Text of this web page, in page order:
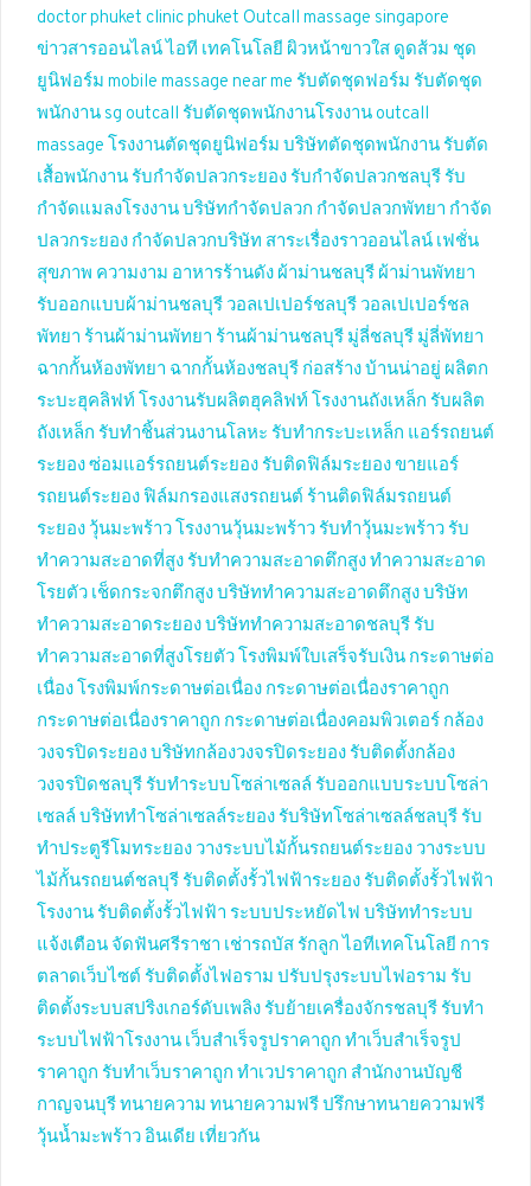
doctor phuket clinic phuket Outcall massage singapore
ข่าวสารออนไลน์ไอที เทคโนโลยี ผิวหน้าขาวใส ดูดส้วม ชุด
ยูนิฟอร์ม mobile massage near me รับตัดชุดฟอร์ม รับตัดชุด
พนักงาน sg outcall รับตัดชุดพนักงานโรงงาน outcall
massage โรงงานตัดชุดยูนิฟอร์ม บริษัทตัดชุดพนักงาน รับตัด
เสื้อพนักงาน รับกำจัดปลวกระยอง รับกำจัดปลวกชลบุรี รับ
กำจัดแมลงโรงงานบริษัทกำจัดปลวก กำจัดปลวกพัทยา กำจัด
ปลวกระยอง กำจัดปลวกบริษัท สาระเรื่องราวออนไลน์ เฟชั่น
สุขภาพ ความงาม อาหารร้านดัง ผ้าม่านชลบุรี ผ้าม่านพัทยา
รับออกแบบผ้าม่านชลบุรี วอลเปเปอร์ชลบุรี วอลเปเปอร์ชล
พัทยา ร้านผ้าม่านพัทยา ร้านผ้าม่านชลบุรี มู่ลี่ชลบุรี มู่ลี่พัทยา
ฉากกั้นห้องพัทยา ฉากกั้นห้องชลบุรี ก่อสร้าง บ้านน่าอยู่ ผลิตก
ระบะฮุคลิฟท์ โรงงานรับผลิตฮุคลิฟท์ โรงงานถังเหล็ก รับผลิต
ถังเหล็ก รับทำชิ้นส่วนงานโลหะ รับทำกระบะเหล็ก แอร์รถยนต์
ระยองซ่อมแอร์รถยนต์ระยอง รับติดฟิล์มระยองขายแอร์
รถยนต์ระยอง ฟิล์มกรองแสงรถยนต์ ร้านติดฟิล์มรถยนต์
ระยอง วุ้นมะพร้าว โรงงานวุ้นมะพร้าว รับทำวุ้นมะพร้าว รับ
ทำความสะอาดที่สูง รับทำความสะอาดตึกสูงทำความสะอาด
โรยตัว เช็ดกระจกตึกสูงบริษัททำความสะอาดตึกสูงบริษัท
ทำความสะอาดระยองบริษัททำความสะอาดชลบุรี รับ
ทำความสะอาดที่สูงโรยตัว โรงพิมพ์ใบเสร็จรับเงิน กระดาษต่อ
เนื่อง โรงพิมพ์กระดาษต่อเนื่อง กระดาษต่อเนื่องราคาถูก
กระดาษต่อเนื่องราคาถูก กระดาษต่อเนื่องคอมพิวเตอร์ กล้อง
วงจรปิดระยองบริษัทกล้องวงจรปิดระยอง รับติดตั้งกล้อง
วงจรปิดชลบุรี รับทำระบบโซล่าเซลล์ รับออกแบบระบบโซล่า
เซลล์ บริษัททำโซล่าเซลล์ระยอง รับริษัทโซล่าเซลล์ชลบุรี รับ
ทำประตูรีโมทระยอง วางระบบไม้กั้นรถยนต์ระยอง วางระบบ
ไม้กั้นรถยนต์ชลบุรี รับติดตั้งรั้วไฟฟ้าระยอง รับติดตั้งรั้วไฟฟ้า
โรงงาน รับติดตั้งรั้วไฟฟ้า ระบบประหยัดไฟ บริษัททำระบบ
แจ้งเตือน จัดฟันศรีราชา เช่ารถบัส รักลูก ไอทีเทคโนโลยี การ
ตลาดเว็บไซต์ รับติดตั้งไฟอราม ปรับปรุงระบบไฟอราม รับ
ติดตั้งระบบสปริงเกอร์ดับเพลิง รับย้ายเครื่องจักรชลบุรี รับทำ
ระบบไฟฟ้าโรงงาน เว็บสำเร็จรูปราคาถูก ทำเว็บสำเร็จรูป
ราคาถูก รับทำเว็บราคาถูก ทำเวปราคาถูก สำนักงานบัญชี
กาญจนบุรีทนายความ ทนายความฟรีปรึกษาทนายความฟรี
วุ้นน้ำมะพร้าว อินเดีย เที่ยวกัน